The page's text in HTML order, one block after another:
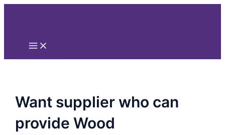
Nhảy
Main
Want supplier who can
provide Wood